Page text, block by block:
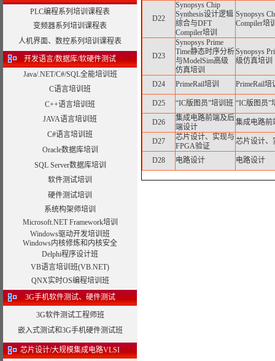
PLC编程系列培训课程表
变频器系列培训课程表
人机界面、数控系列培训课程表
开发语言/数据库/软硬件测试
Java/.NET/C#/SQL全能培训班
C语言培训班
C++语言培训班
JAVA语言培训班
C#语言培训班
Oracle数据库培训
SQL Server数据库培训
软件测试培训
硬件测试培训
系统构架师培训
Microsoft.NET Framework培训
Windows驱动开发培训班
Windows内核修炼和内核安全
Delphi程序设计班
VB语言培训班(VB.NET)
QNX实时OS编程培训班
3G手机软件测试、硬件测试
3G软件测试工程师班
嵌入式测试和3G手机硬件测试班
芯片设计/大规模集成电路VLSI
D22
Synopsys Chip
Synthesis设计逻辑
综合与DFT
Compiler培训
Synopsys
Compiler培
D23
Synopsys Prime
Time静态时序分析
与ModelSim高级
仿真培训
Synopsys
级仿真培训
D24 PrimeRail培训 PrimeRail培
D25 “IC版图员”培训班 “IC版图员”
D26
集成电路前端及后
端设计
集成电路前
D27
芯片设计、实现与
FPGA验证
芯片设计、
D28 电路设计 电路设计